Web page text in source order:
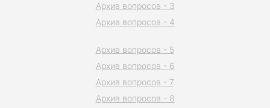
Архив вопросов - 3
Архив вопросов - 4
Архив вопросов - 5
Архив вопросов - 6
Архив вопросов - 7
Архив вопросов - 8